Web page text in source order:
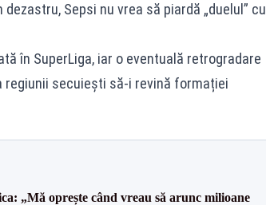
Sepsi nu vrea să piardă „duelul” cu
în SuperLiga, iar o eventuală retrogradare
secuiești să-i revină formației
„Mă oprește când vreau să arunc milioane